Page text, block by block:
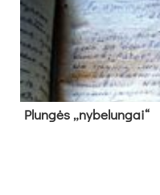
Plun­gės „ny­be­lun­gai“